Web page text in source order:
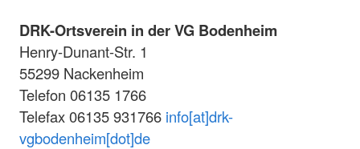
DRK-Ortsverein in der VG Bodenheim
Henry-Dunant-Str. 1
55299 Nackenheim
Telefon 06135 1766
Telefax 06135 931766 info[at]drk-
vgbodenheim[dot]de